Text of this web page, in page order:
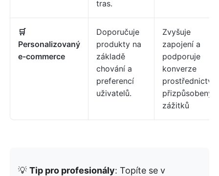
tras.
🛒
Personalizovaný
e-commerce
Doporučuje
produkty na
základě
chování a
preferencí
uživatelů.
Zvyšuje
zapojení a
podporuje
konverze
zážitků
💡 Tip pro profesionály: Topíte se v